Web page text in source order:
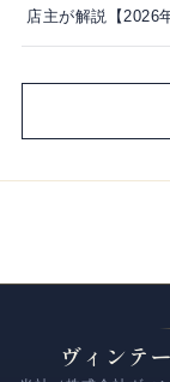
店主が解説【2026
ヴィンテ